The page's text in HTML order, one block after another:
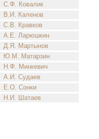
С.Ф. Ковалик
В.И. Каленов
С.В. Кравков
А.Е. Ларюшкин
Д.Я. Мартынов
Ю.М. Матарзин
Н.Ф. Минкевич
А.И. Судаев
Е.О. Сонки
Н.И. Шатаев